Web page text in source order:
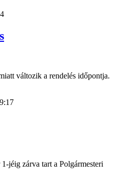
változik a rendelés időpontja.
jéig zárva tart a Polgármesteri